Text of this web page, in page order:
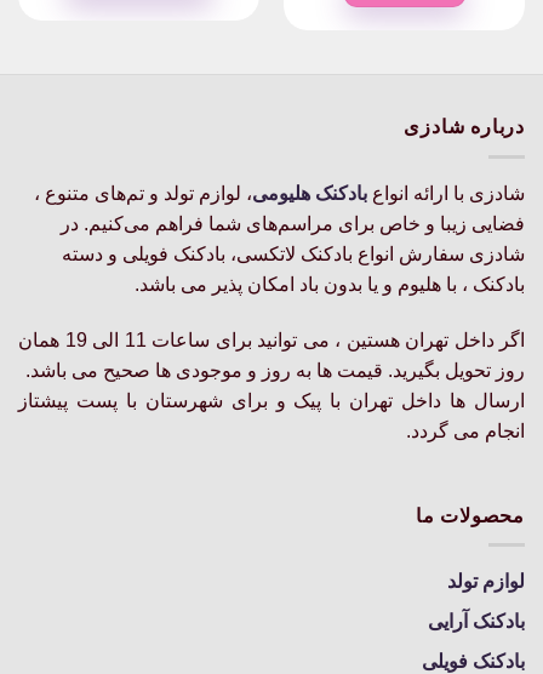
گزینه
ها
ممکن
است
در
محصول
انتخاب
شوند
درباره شادزی
شادزی با ارائه انواع بادکنک‌ هلیومی، لوازم تولد و تم‌های متنوع ،
فضایی زیبا و خاص برای مراسم‌های شما فراهم می‌کنیم. در
شادزی سفارش انواع بادکنک لاتکسی، بادکنک فویلی و دسته
بادکنک ، با هلیوم و یا بدون باد امکان پذیر می باشد.
اگر داخل تهران هستین ، می توانید برای ساعات 11 الی 19 همان
روز تحویل بگیرید. قیمت ها به روز و موجودی ها صحیح می باشد.
ارسال ها داخل تهران با پیک و برای شهرستان با پست پیشتاز
انجام می گردد.
محصولات ما
لوازم تولد
بادکنک آرایی
بادکنک فویلی